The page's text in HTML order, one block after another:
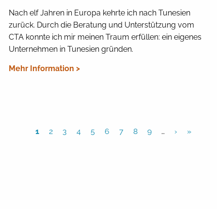
Nach elf Jahren in Europa kehrte ich nach Tunesien
zurück. Durch die Beratung und Unterstützung vom
CTA konnte ich mir meinen Traum erfüllen: ein eigenes
Unternehmen in Tunesien gründen.
Mehr Information >
1 2 3 4 5 6 7 8 9 … › »